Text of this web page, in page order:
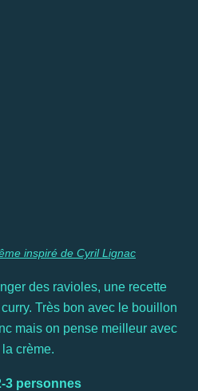
inspiré de Cyril Lignac
des ravioles, une recette
Très bon avec le bouillon
mais on pense meilleur avec
crème.
3 personnes